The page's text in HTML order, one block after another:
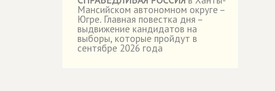
Мансийском автономном округе –
Югре. Главная повестка дня –
выдвижение кандидатов на
выборы, которые пройдут в
сентябре 2026 года